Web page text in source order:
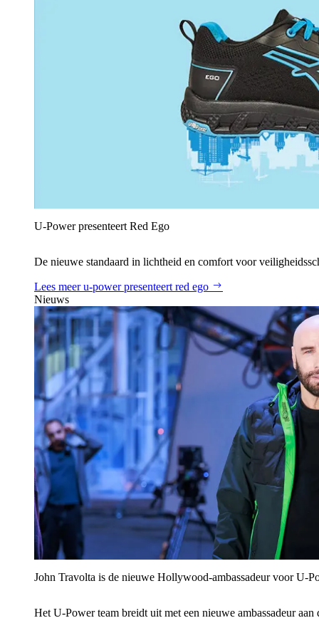
U‑Power presenteert Red Ego
De nieuwe standaard in lichtheid en comfort voor
Lees meeru‑power presenteert red ego
Nieuws
John Travolta is de nieuwe Hollywood-ambassadeur voor
Het U‑Power team breidt uit met een nieuwe ambassadeur